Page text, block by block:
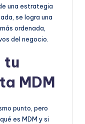
una estrategia
se logra una
más ordenada,
del negocio.
tu
MDM
punto, pero
es MDM y si